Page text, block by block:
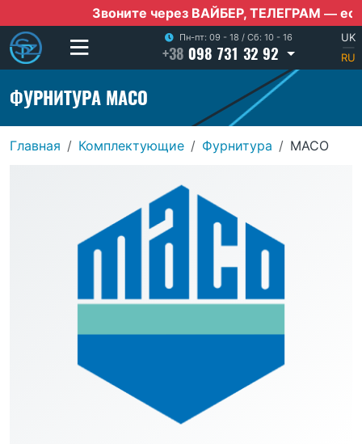
Звоните через ВАЙБЕР, ТЕЛЕГРАМ — если нет
UK
|
RU
Пн-пт: 09 - 18 / Сб: 10 - 16
+38 098 731 32 92
ФУРНИТУРА MACO
Главная Комплектующие Фурнитура MACO